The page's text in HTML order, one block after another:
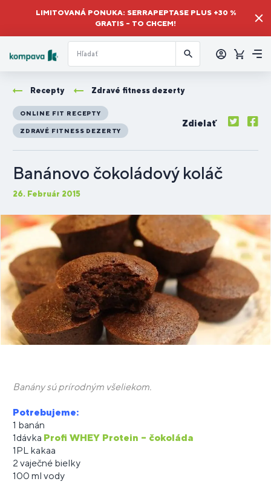
LIMITOVANÁ PONUKA: SERRAPEPTASE PLUS +30 %
GRATIS – TO CHCEM!
sa
Košík
Recepty Zdravé fitness dezerty
ONLINE FIT RECEPTY
ZDRAVÉ FITNESS DEZERTY
Zdielať
Banánovo čokoládový koláč
26. Február 2015
Banány sú prírodným všeliekom.
Potrebujeme:
1 banán
1dávka Profi WHEY Protein – čokoláda
1PL kakaa
2 vaječné bielky
100 ml vody